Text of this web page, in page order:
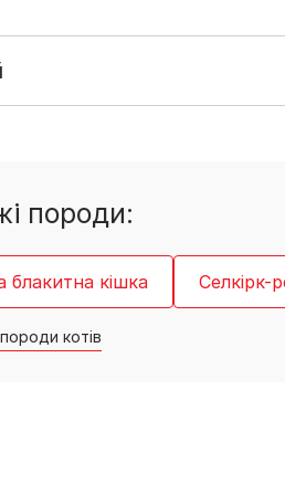
породи:
блакитна кішка Селкірк-
котів